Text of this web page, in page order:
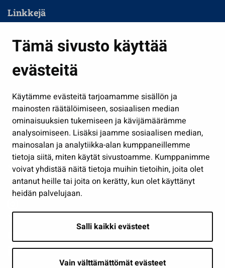
Tämä sivusto käyttää
evästeitä
Käytämme evästeitä tarjoamamme sisällön ja
mainosten räätälöimiseen, sosiaalisen median
ominaisuuksien tukemiseen ja kävijämäärämme
analysoimiseen. Lisäksi jaamme sosiaalisen median,
mainosalan ja analytiikka-alan kumppaneillemme
tietoja siitä, miten käytät sivustoamme. Kumppanimme
voivat yhdistää näitä tietoja muihin tietoihin, joita olet
antanut heille tai joita on kerätty, kun olet käyttänyt
heidän palvelujaan.
Salli kaikki evästeet
Vain välttämättömät evästeet
Linkkejä
Kasvatus ja opetus
Kulttuuri ja liikunta
Työ ja yrittäminen
Osallistu ja asioi
Näytä omat evästeasetukseni
Seuraa meitä